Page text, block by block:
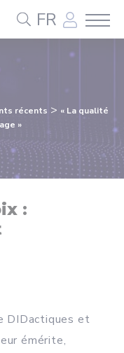
FR
récents > « La qualité
»
:
DIDactiques et
émérite,